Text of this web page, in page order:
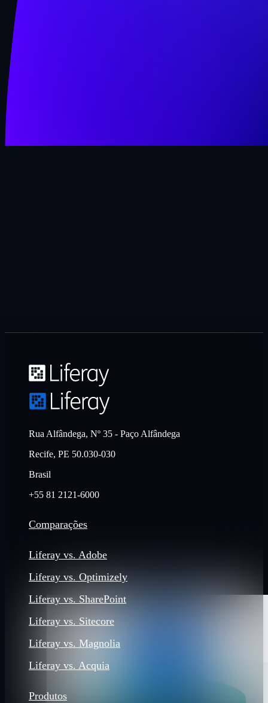
Rua Alfândega, Nº 35 - Paço Alfândega
Recife, PE 50.030-030
Brasil
+55 81 2121-6000
Comparações
Liferay vs. Adobe
Liferay vs. Optimizely
Liferay vs. SharePoint
Liferay vs. Sitecore
Liferay vs. Magnolia
Liferay vs. Acquia
Produtos